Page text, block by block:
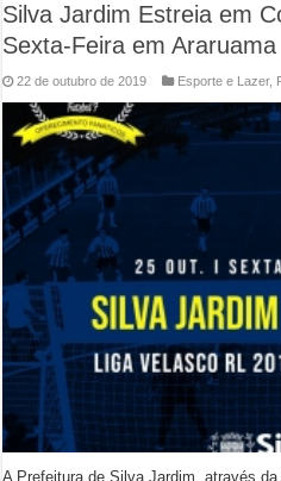
Silva Jardim Estreia em
Sexta-Feira em Araruama
22 de outubro de 2019 Esporte e Lazer,
A Prefeitura de Silva Jardim, através